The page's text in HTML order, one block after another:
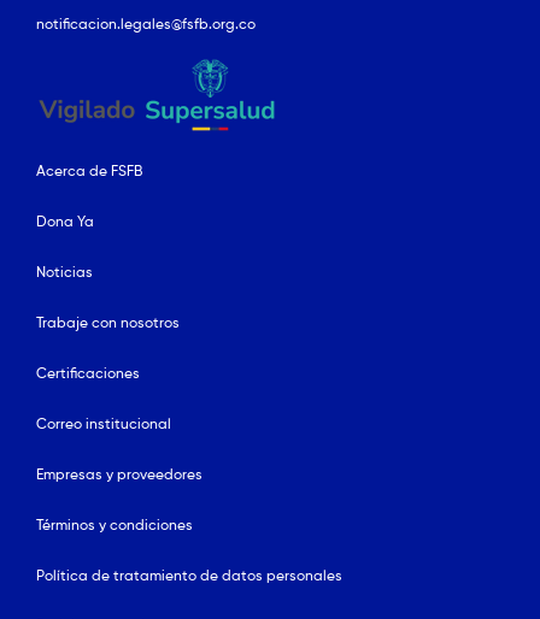
notificacion.legales@fsfb.org.co
Acerca de FSFB
Dona Ya
Noticias
Trabaje con nosotros
Certificaciones
Correo institucional
Empresas y proveedores
Términos y condiciones
Política de tratamiento de datos personales